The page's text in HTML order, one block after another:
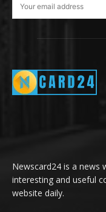
Newscard24 is a news
interesting and useful
website daily.